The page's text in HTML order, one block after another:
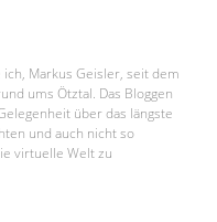
Markus Geisler, seit dem
ums Ötztal. Das Bloggen
über das längste
und auch nicht so
virtuelle Welt zu